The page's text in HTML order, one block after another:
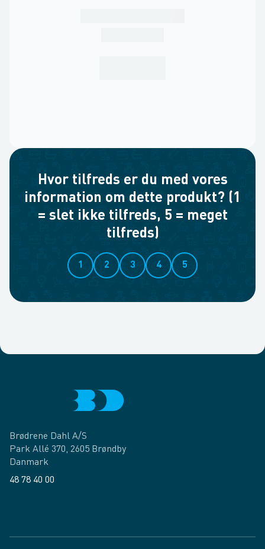
Hvor tilfreds er du med vores
information om dette produkt? (1
= slet ikke tilfreds, 5 = meget
tilfreds)
1 2 3 4 5
Brødrene Dahl A/S
Park Allé 370, 2605 Brøndby
Danmark
48 78 40 00